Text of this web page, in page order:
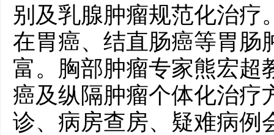
别及乳腺肿瘤规范化治疗
在胃癌、结直肠癌等胃肠
富。胸部肿瘤专家熊宏超
癌及纵隔肿瘤个体化治疗
诊、病房查房、疑难病例